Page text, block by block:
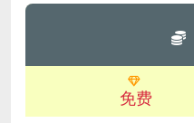
免费